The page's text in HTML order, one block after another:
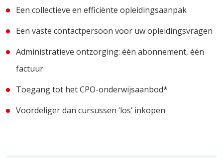
Een collectieve en efficiënte opleidingsaanpak
Een vaste contactpersoon voor uw opleidingsvragen
Administratieve ontzorging: één abonnement, één
factuur
Toegang tot het CPO-onderwijsaanbod*
Voordeliger dan cursussen ‘los’ inkopen